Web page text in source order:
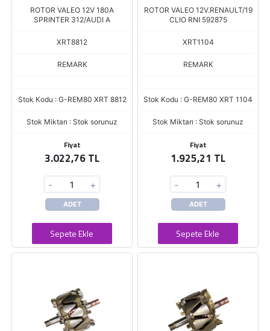
ROTOR VALEO 12V 180A
SPRINTER 312/AUDI A
XRT8812
REMARK
Stok Kodu : G-REM80 XRT 8812
Stok Miktarı : Stok sorunuz
Fiyat
3.022,76 TL
- +
ADET
Sepete Ekle
ROTOR VALEO 12V.RENAULT/19
CLIO RNI 592875
XRT1104
REMARK
Stok Kodu : G-REM80 XRT 1104
Stok Miktarı : Stok sorunuz
Fiyat
1.925,21 TL
- +
ADET
Sepete Ekle